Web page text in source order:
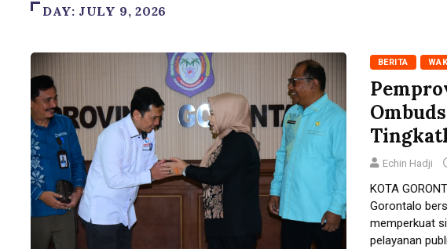
DAY: JULY 9, 2026
BERITA
Echin Hadji
KOTA
Gorontalo
memperkuat
pelayanan